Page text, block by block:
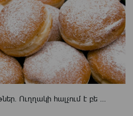
Ուղղակի հալչում է բե ...